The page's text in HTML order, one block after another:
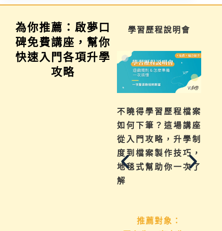
為你推薦：啟夢口
碑免費講座，幫你
快速入門各項升學
攻略
家長講座 學習歷程說明會
不曉得學習歷程檔案
如何下筆？這場講座
從入門攻略，升學制
度到檔案製作技巧，
地毯式幫助你一次了
解
推薦對象：